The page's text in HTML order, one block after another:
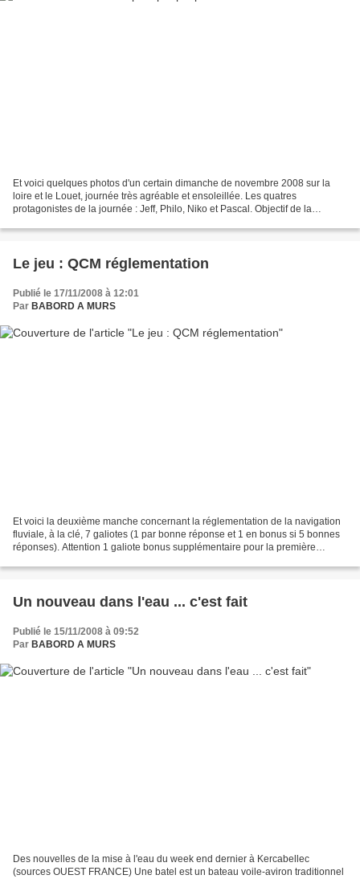
Et voici quelques photos d'un certain dimanche de novembre 2008 sur la
loire et le Louet, journée très agréable et ensoleillée. Les quatres
protagonistes de la journée : Jeff, Philo, Niko et Pascal. Objectif de la
Le jeu : QCM réglementation
Publié le 17/11/2008 à 12:01
Par BABORD A MURS
Et voici la deuxième manche concernant la réglementation de la navigation
fluviale, à la clé, 7 galiotes (1 par bonne réponse et 1 en bonus si 5 bonnes
réponses). Attention 1 galiote bonus supplémentaire pour la première
Un nouveau dans l'eau ... c'est fait
Publié le 15/11/2008 à 09:52
Par BABORD A MURS
Des nouvelles de la mise à l'eau du week end dernier à Kercabellec
(sources OUEST FRANCE) Une batel est un bateau voile-aviron traditionnel